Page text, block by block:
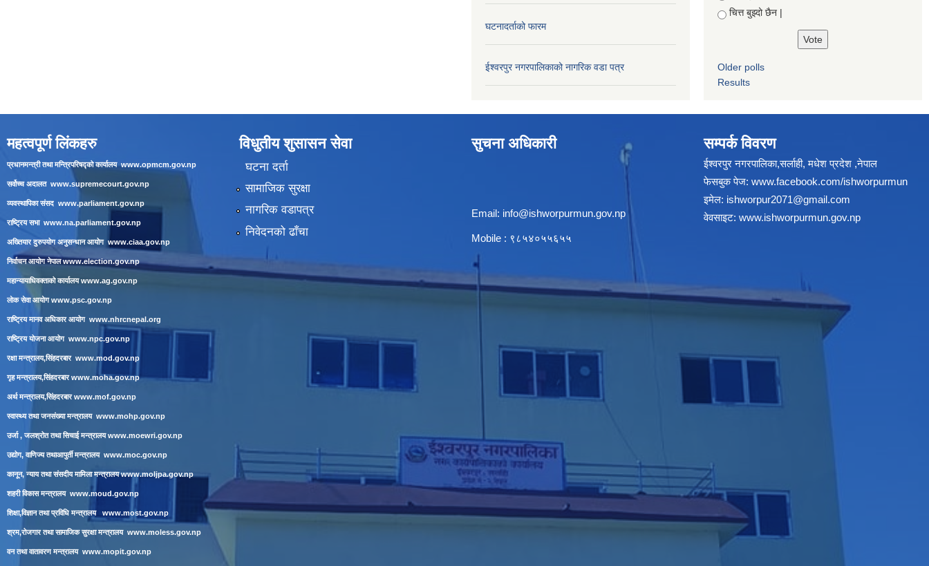
घटनादर्ताको फारम
ईश्वरपुर नगरपालिकाको नागरिक वडा पत्र
चित्त बुझ्दो छैन |
Older polls
Results
महत्वपूर्ण लिंकहरु
प्रधानमन्त्री तथा मन्त्रिपरिषद्को कार्यालयwww.opmcm.gov.np
सर्वोच्च अदालत www.supremecourt.gov.np
व्यवस्थापिका संसद www.parliament.gov.np
राष्ट्रिय सभा www.na.parliament.gov.np
अख्तियार दुरुपयोग अनुसन्धान आयोग www.ciaa.gov.np
निर्वाचन आयोग नेपालwww.election.gov.np
महान्यायाधिवक्ताको कार्यालयwww.ag.gov.np
लाेक सेवा आयाेगwww.psc.gov.np
राष्ट्रिय मानव अधिकार आयोग www.nhrcnepal.org
राष्ट्रिय योजना आयोग www.npc.gov.np
रक्षा मन्त्रालय,सिंहदरबार www.mod.gov.np
गृह मन्त्रालय,सिंहदरबारwww.moha.gov.np
अर्थ मन्त्रालय,सिंहदरबारwww.mof.gov.np
स्वास्थ्य तथा जनसंख्या मन्त्रालय www.mohp.gov.np
उर्जा , जलश्रोत तथा सिचाई मन्त्रालयwww.moewri.gov.np
उद्योग, वाणिज्य तथाआपुर्ती मन्त्रालय www.moc.gov.np
कानून, न्याय तथा संसदीय मामिला मन्त्रालयwww.moljpa.gov.np
शहरी विकास मन्त्रालय www.moud.gov.np
शिक्षा,विज्ञान तथा प्रविधि मन्त्रालय www.most.gov.np
श्रम,रोजगार तथा सामाजिक सुरक्षा मन्त्रालय www.moless.gov.np
वन तथा वातावरण मन्त्रालय www.mopit.gov.np
विधुतीय शुसासन सेवा
घटना दर्ता
सामाजिक सुरक्षा
नागरिक वडापत्र
निवेदनको ढाँचा
सुचना अधिकारी
Email: info@ishworpurmun.gov.np
Mobile : ९८५४०५५६५५
सम्पर्क विवरण
ईश्वरपुर नगरपालिका,सर्लाही, मधेश प्रदेश ,नेपाल
फेसबुक पेज: www.facebook.com/ishworpurmun
इमेल: ishworpur2071@gmail.com
वेवसाइट: www.ishworpurmun.gov.np